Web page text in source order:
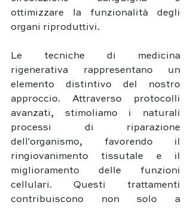
ottimizzare la funzionalità degli
organi riproduttivi.
Le tecniche di medicina
rigenerativa rappresentano un
elemento distintivo del nostro
approccio. Attraverso protocolli
avanzati, stimoliamo i naturali
processi di riparazione
dell'organismo, favorendo il
ringiovanimento tissutale e il
miglioramento delle funzioni
cellulari. Questi trattamenti
contribuiscono non solo a